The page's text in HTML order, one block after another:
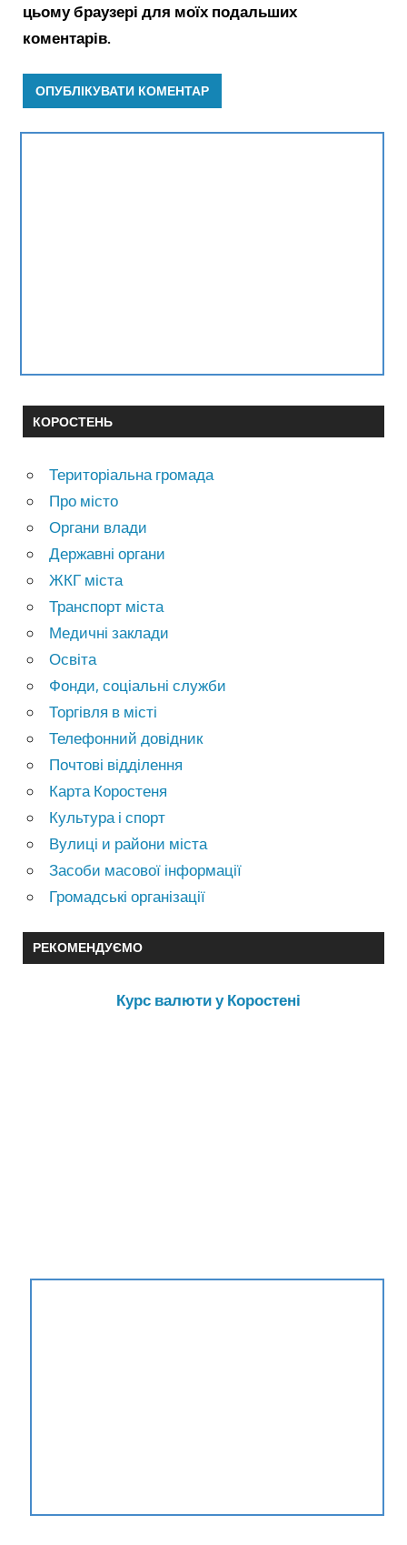
цьому браузері для моїх подальших
коментарів.
КОРОСТЕНЬ
Територіальна громада
Про місто
Органи влади
Державні органи
ЖКГ міста
Транспорт міста
Медичні заклади
Освіта
Фонди, соціальні служби
Торгівля в місті
Телефонний довідник
Почтові відділення
Карта Коростеня
Культура і спорт
Вулиці и райони міста
Засоби масової інформації
Громадські організації
РЕКОМЕНДУЄМО
Курс валюти у Коростені